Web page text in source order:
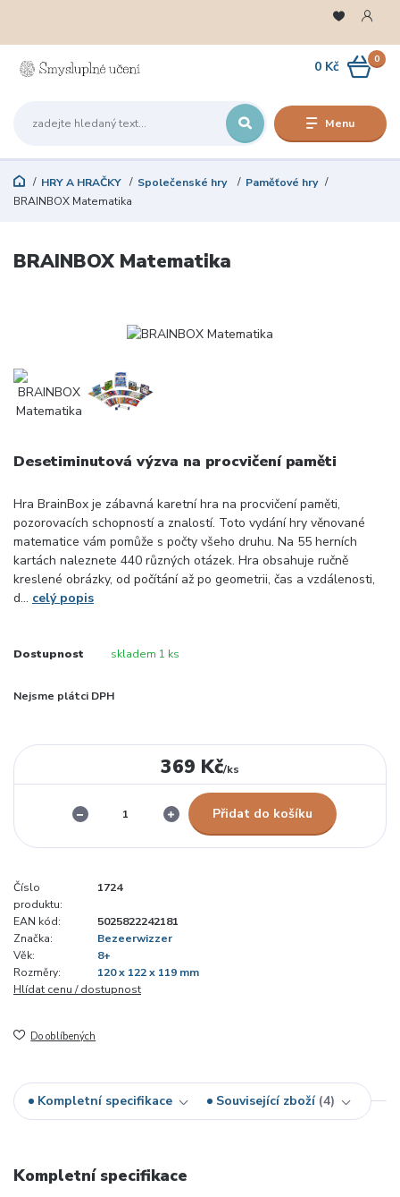
Menu
0
0 Kč
HRY A HRAČKY Společenské hry
Paměťové hry
BRAINBOX Matematika
BRAINBOX Matematika
Desetiminutová výzva na procvičení paměti
Hra BrainBox je zábavná karetní hra na procvičení paměti,
pozorovacích schopností a znalostí. Toto vydání hry věnované
matematice vám pomůže s počty všeho druhu. Na 55 herních
kartách naleznete 440 různých otázek. Hra obsahuje ručně
kreslené obrázky, od počítání až po geometrii, čas a vzdálenosti,
d... celý popis
Dostupnost skladem 1 ks
Nejsme plátci DPH
369 Kč/ks
Přidat do košíku
Číslo
produktu:
1724
EAN kód:
5025822242181
Značka:
Bezeerwizzer
Věk:
8+
Rozměry:
120 x 122 x 119 mm
Hlídat cenu / dostupnost
Do oblíbených
Kompletní specifikace Související zboží 4
Kompletní specifikace